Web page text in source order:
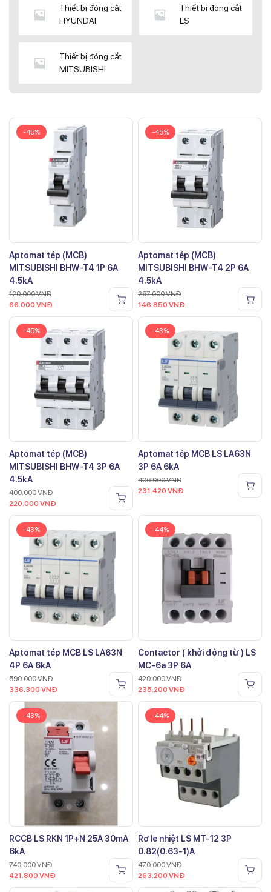
Thiết bị đóng cắt
HYUNDAI
Thiết bị đóng cắt
LS
Thiết bị đóng cắt
MITSUBISHI
-45%
Aptomat tép (MCB)
MITSUBISHI BHW-T4 1P 6A
4.5kA
120.000VNĐ
66.000 VNĐ
-45%
Aptomat tép (MCB)
MITSUBISHI BHW-T4 2P 6A
4.5kA
267.000VNĐ
146.850 VNĐ
-45%
Aptomat tép (MCB)
MITSUBISHI BHW-T4 3P 6A
4.5kA
400.000VNĐ
220.000 VNĐ
-43%
Aptomat tép MCB LS LA63N
3P 6A 6kA
406.000VNĐ
231.420 VNĐ
-43%
Aptomat tép MCB LS LA63N
4P 6A 6kA
590.000VNĐ
336.300 VNĐ
-44%
Contactor ( khởi động từ ) LS
MC-6a 3P 6A
420.000VNĐ
235.200 VNĐ
-43%
RCCB LS RKN 1P+N 25A 30mA
6kA
740.000VNĐ
421.800 VNĐ
-44%
Rơ le nhiệt LS MT-12 3P
0.82(0.63-1)A
470.000VNĐ
263.200 VNĐ